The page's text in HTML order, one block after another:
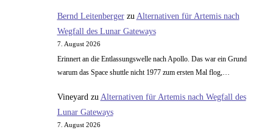
Bernd Leitenbergerzu Alternativen für Artemis nach
Wegfall des Lunar Gateways
7. August 2026
Erinnert an die Entlassungswelle nach Apollo. Das war ein Grund
warum das Space shuttle nicht 1977 zum ersten Mal flog,…
Vineyardzu Alternativen für Artemis nach Wegfall des
Lunar Gateways
7. August 2026